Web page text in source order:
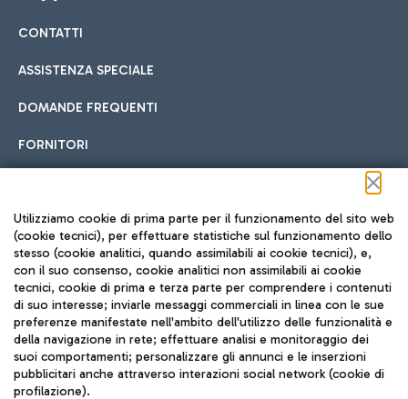
Cucina Internazionale
Fast Food
Hotel in aeroporto
Scegli l'alloggio più adatto e approfitta della vicinanza
all'aeroporto.
Car sharing
Con il Car Sharing è ancora più facile spostarsi
Treno
Raggiungi velocemente l'aeroporto di Fiumicino da Roma
tramite i servizi ferroviari Trenitalia.
CONTATTI
ASSISTENZA SPECIALE
DOMANDE FREQUENTI
FORNITORI
Seguici sui social
TRAVEL JOURNAL
ITA
Utilizziamo cookie di prima parte per il funzionamento del sito web
(cookie tecnici), per effettuare statistiche sul funzionamento dello
stesso (cookie analitici, quando assimilabili ai cookie tecnici), e,
con il suo consenso, cookie analitici non assimilabili ai cookie
tecnici, cookie di prima e terza parte per comprendere i contenuti
di suo interesse; inviarle messaggi commerciali in linea con le sue
preferenze manifestate nell'ambito dell'utilizzo delle funzionalità e
della navigazione in rete; effettuare analisi e monitoraggio dei
suoi comportamenti; personalizzare gli annunci e le inserzioni
pubblicitari anche attraverso interazioni social network (cookie di
profilazione).